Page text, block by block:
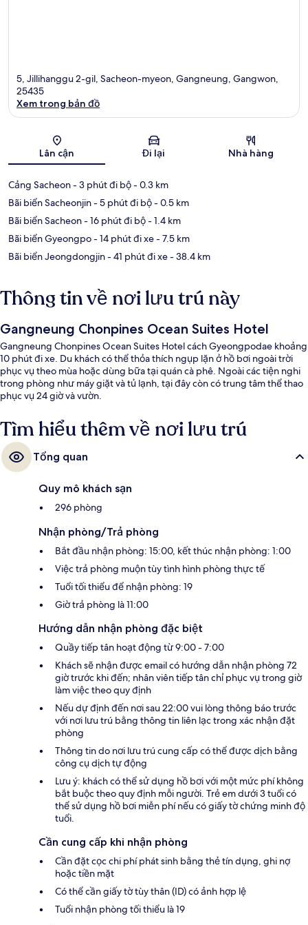
5, Jillihanggu 2-gil, Sacheon-myeon, Gangneung, Gangwon,
25435
Xem trong bản đồ
Lân cận Đi lại Nhà hàng
Cảng Sacheon- 3 phút đi bộ- 0.3 km
Bãi biển Sacheonjin- 5 phút đi bộ- 0.5 km
Bãi biển Sacheon- 16 phút đi bộ- 1.4 km
Bãi biển Gyeongpo- 14 phút đi xe- 7.5 km
Bãi biển Jeongdongjin- 41 phút đi xe- 38.4 km
Thông tin về nơi lưu trú này
Gangneung Chonpines Ocean Suites Hotel
Gangneung Chonpines Ocean Suites Hotel cách Gyeongpodae khoảng
10 phút đi xe. Du khách có thể thỏa thích ngụp lặn ở hồ bơi ngoài trời
phục vụ theo mùa hoặc dùng bữa tại quán cà phê. Ngoài các tiện nghi
trong phòng như máy giặt và tủ lạnh, tại đây còn có trung tâm thể thao
phục vụ 24 giờ và vườn.
Tìm hiểu thêm về nơi lưu trú
Tổng quan
Quy mô khách sạn
296 phòng
Nhận phòng/Trả phòng
Bắt đầu nhận phòng: 15:00, kết thúc nhận phòng: 1:00
Việc trả phòng muộn tùy tình hình phòng thực tế
Tuổi tối thiểu để nhận phòng: 19
Giờ trả phòng là 11:00
Hướng dẫn nhận phòng đặc biệt
Quầy tiếp tân hoạt động từ 9:00 - 7:00
Khách sẽ nhận được email có hướng dẫn nhận phòng 72
giờ trước khi đến; nhân viên tiếp tân chỉ phục vụ trong giờ
làm việc theo quy định
Nếu dự định đến nơi sau 22:00 vui lòng thông báo trước
với nơi lưu trú bằng thông tin liên lạc trong xác nhận đặt
phòng
Thông tin do nơi lưu trú cung cấp có thể được dịch bằng
công cụ dịch tự động
Lưu ý: khách có thể sử dụng hồ bơi với một mức phí không
bắt buộc theo quy định mỗi người. Trẻ em dưới 3 tuổi có
thể sử dụng hồ bơi miễn phí nếu có giấy tờ chứng minh độ
tuổi.
Cần cung cấp khi nhận phòng
Cần đặt cọc chi phí phát sinh bằng thẻ tín dụng, ghi nợ
hoặc tiền mặt
Có thể cần giấy tờ tùy thân (ID) có ảnh hợp lệ
Tuổi nhận phòng tối thiểu là 19